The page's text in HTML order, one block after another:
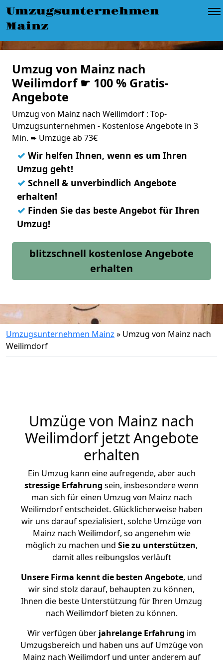
Umzugsunternehmen
Mainz
Umzug von Mainz nach
Weilimdorf ☛ 100 % Gratis-
Angebote
Umzug von Mainz nach Weilimdorf : Top-
Umzugsunternehmen - Kostenlose Angebote in 3
Min. ➨ Umzüge ab 73€
✓ Wir helfen Ihnen, wenn es um Ihren
Umzug geht!
✓ Schnell & unverbindlich Angebote
erhalten!
✓ Finden Sie das beste Angebot für Ihren
Umzug!
blitzschnell kostenlose Angebote
erhalten
Umzugsunternehmen Mainz » Umzug von Mainz nach
Weilimdorf
Umzüge von Mainz nach
Weilimdorf jetzt Angebote
erhalten
Ein Umzug kann eine aufregende, aber auch
stressige Erfahrung sein, insbesondere wenn
man sich für einen Umzug von Mainz nach
Weilimdorf entscheidet. Glücklicherweise haben
wir uns darauf spezialisiert, solche Umzüge von
Mainz nach Weilimdorf, so angenehm wie
möglich zu machen und Sie zu unterstützen,
damit alles reibungslos verläuft
Unsere Firma kennt die besten Angebote, und
wir sind stolz darauf, behaupten zu können,
Ihnen die beste Unterstützung für Ihren Umzug
nach Weilimdorf bieten zu können.
Wir verfügen überjahrelange Erfahrung im
Umzugsbereich und haben uns auf Umzüge von
Mainz nach Weilimdorf und unter anderem auf